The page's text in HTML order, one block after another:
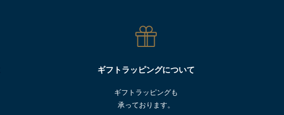
ギフトラッピングについて
ギフトラッピングも
承っております。